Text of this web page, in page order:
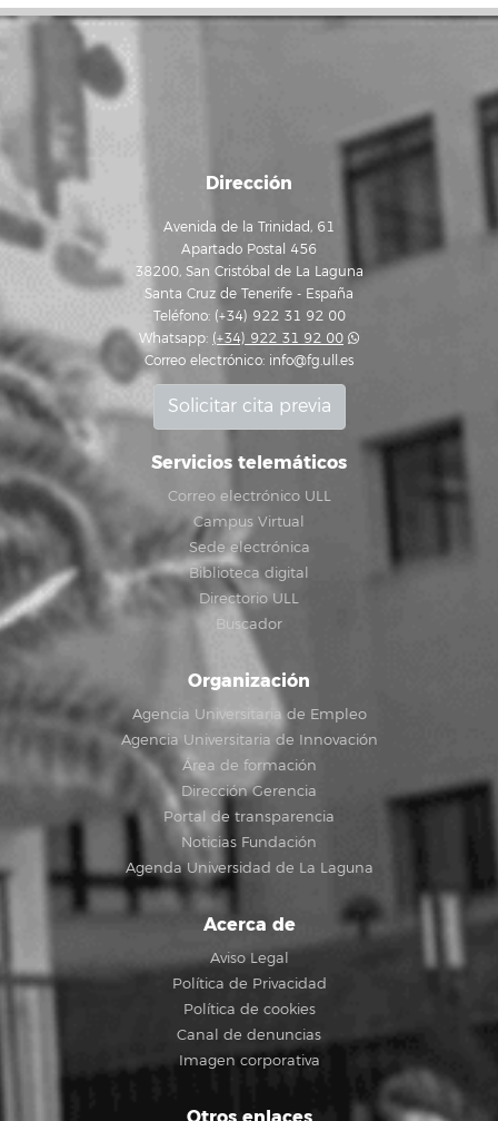
Dirección
Avenida de la Trinidad, 61
Apartado Postal 456
38200, San Cristóbal de La Laguna
Santa Cruz de Tenerife - España
Teléfono: (+34) 922 31 92 00
Whatsapp: (+34) 922 31 92 00
Correo electrónico: info@fg.ull.es
Solicitar cita previa
Servicios telemáticos
Correo electrónico ULL
Campus Virtual
Sede electrónica
Biblioteca digital
Directorio ULL
Buscador
Organización
Agencia Universitaria de Empleo
Agencia Universitaria de Innovación
Área de formación
Dirección Gerencia
Portal de transparencia
Noticias Fundación
Agenda Universidad de La Laguna
Acerca de
Aviso Legal
Política de Privacidad
Política de cookies
Canal de denuncias
Imagen corporativa